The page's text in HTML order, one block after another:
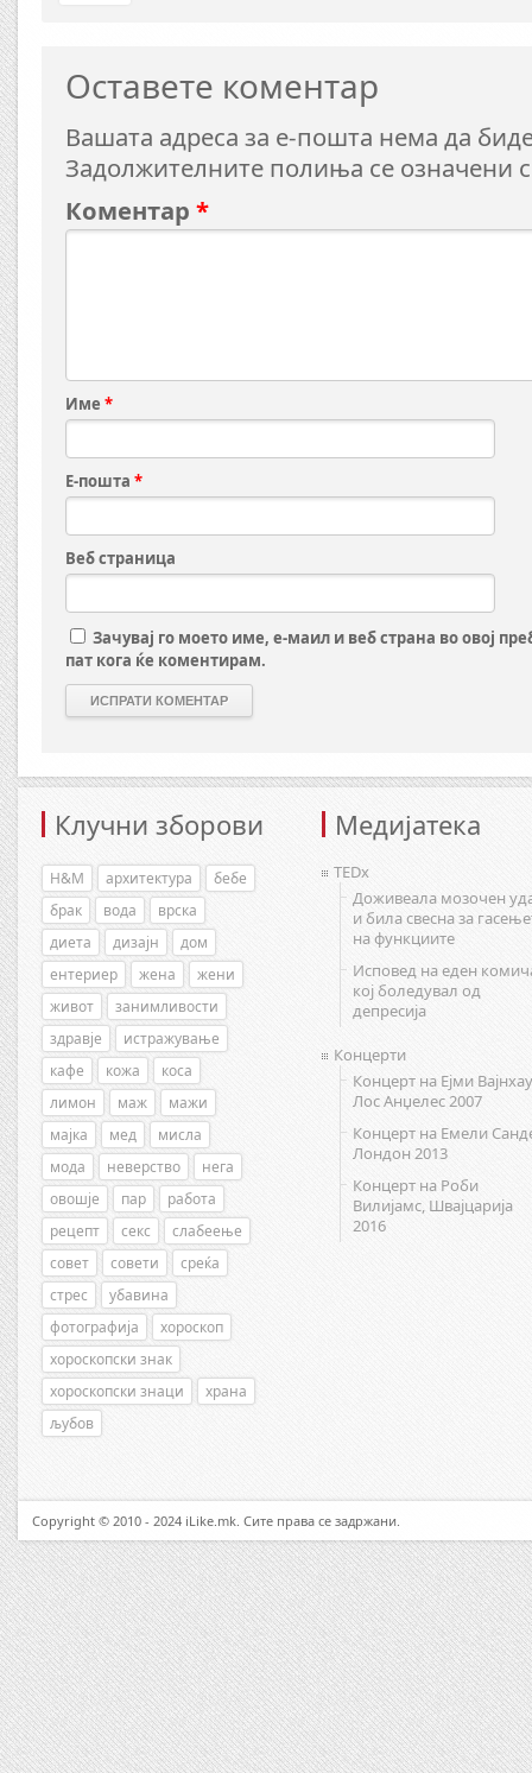
Оставете коментар
Вашата адреса за е-пошта нема да
Задолжителните полиња се означени
Коментар *
Име *
Е-пошта *
Веб страница
Зачувај го моето име, е-маил и веб страна во овој
пат кога ќе коментирам.
Клучни зборови
H&M архитектура
бебе
брак
вода
врска
диета
дизајн
дом
ентериер
жена
жени
живот
занимливости
здравје
истражување
кафе
кожа
коса
лимон
маж
мажи
мајка
мед
мисла
мода
неверство
нега
овошје
пар
работа
рецепт
секс
слабеење
совет
совети
среќа
стрес
убавина
фотографија
хороскоп
хороскопски знак
хороскопски знаци
храна
љубов
Медијатека
TEDx
Доживеала мозочен
и била свесна за
на функциите
Исповед на еден
кој боледувал од
депресија
Концерти
Концерт на Ејми
Лос Анџелес 2007
Концерт на Емели
Лондон 2013
Концерт на Роби
Вилијамс, Швајцарија
2016
Copyright © 2010 - 2024 iLike.mk. Сите права се задржани.